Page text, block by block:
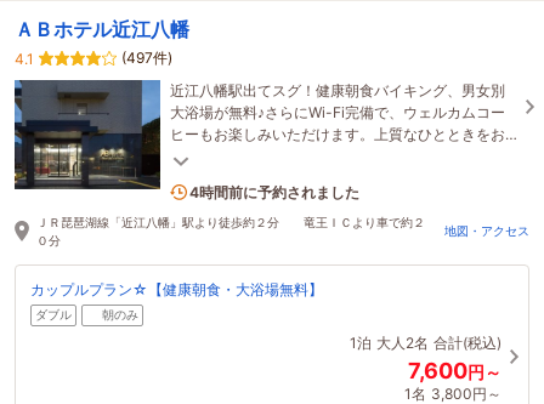
ＡＢホテル近江八幡
4.1
(497件)
近江八幡駅出てスグ！健康朝食バイキング、男女別
大浴場が無料♪さらにWi-Fi完備で、ウェルカムコー
ヒーもお楽しみいただけます。上質なひとときをお
過ごしください♪
1名がこの宿を見ています
4時間前に予約されました
ＪＲ琵琶湖線「近江八幡」駅より徒歩約２分 竜王ＩＣより車で約２
０分
地図・アクセス
カップルプラン☆【健康朝食・大浴場無料】
ダブル 朝のみ
1泊 大人2名 合計(税込)
7,600円～
1名 3,800円～